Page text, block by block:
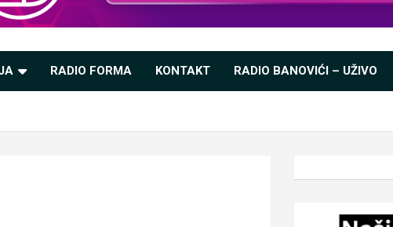
RADIO FORMA KONTAKT RADIO BANOVIĆI – UŽIVO